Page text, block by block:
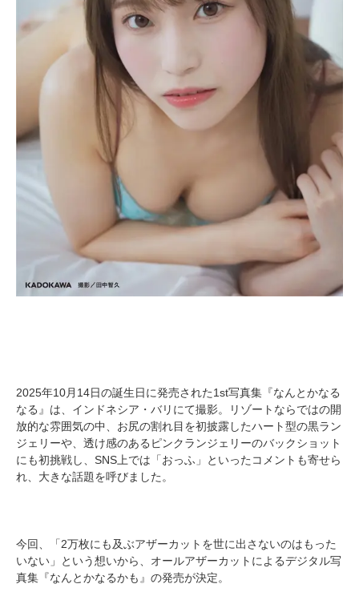
2025年10月14日の誕生日に発売された1st写真集『なんとかなる
なる』は、インドネシア・バリにて撮影。リゾートならではの開
放的な雰囲気の中、お尻の割れ目を初披露したハート型の黒ラン
ジェリーや、透け感のあるピンクランジェリーのバックショット
にも初挑戦し、SNS上では「おっふ」といったコメントも寄せら
れ、大きな話題を呼びました。
今回、「2万枚にも及ぶアザーカットを世に出さないのはもった
いない」という想いから、オールアザーカットによるデジタル写
真集『なんとかなるかも』の発売が決定。